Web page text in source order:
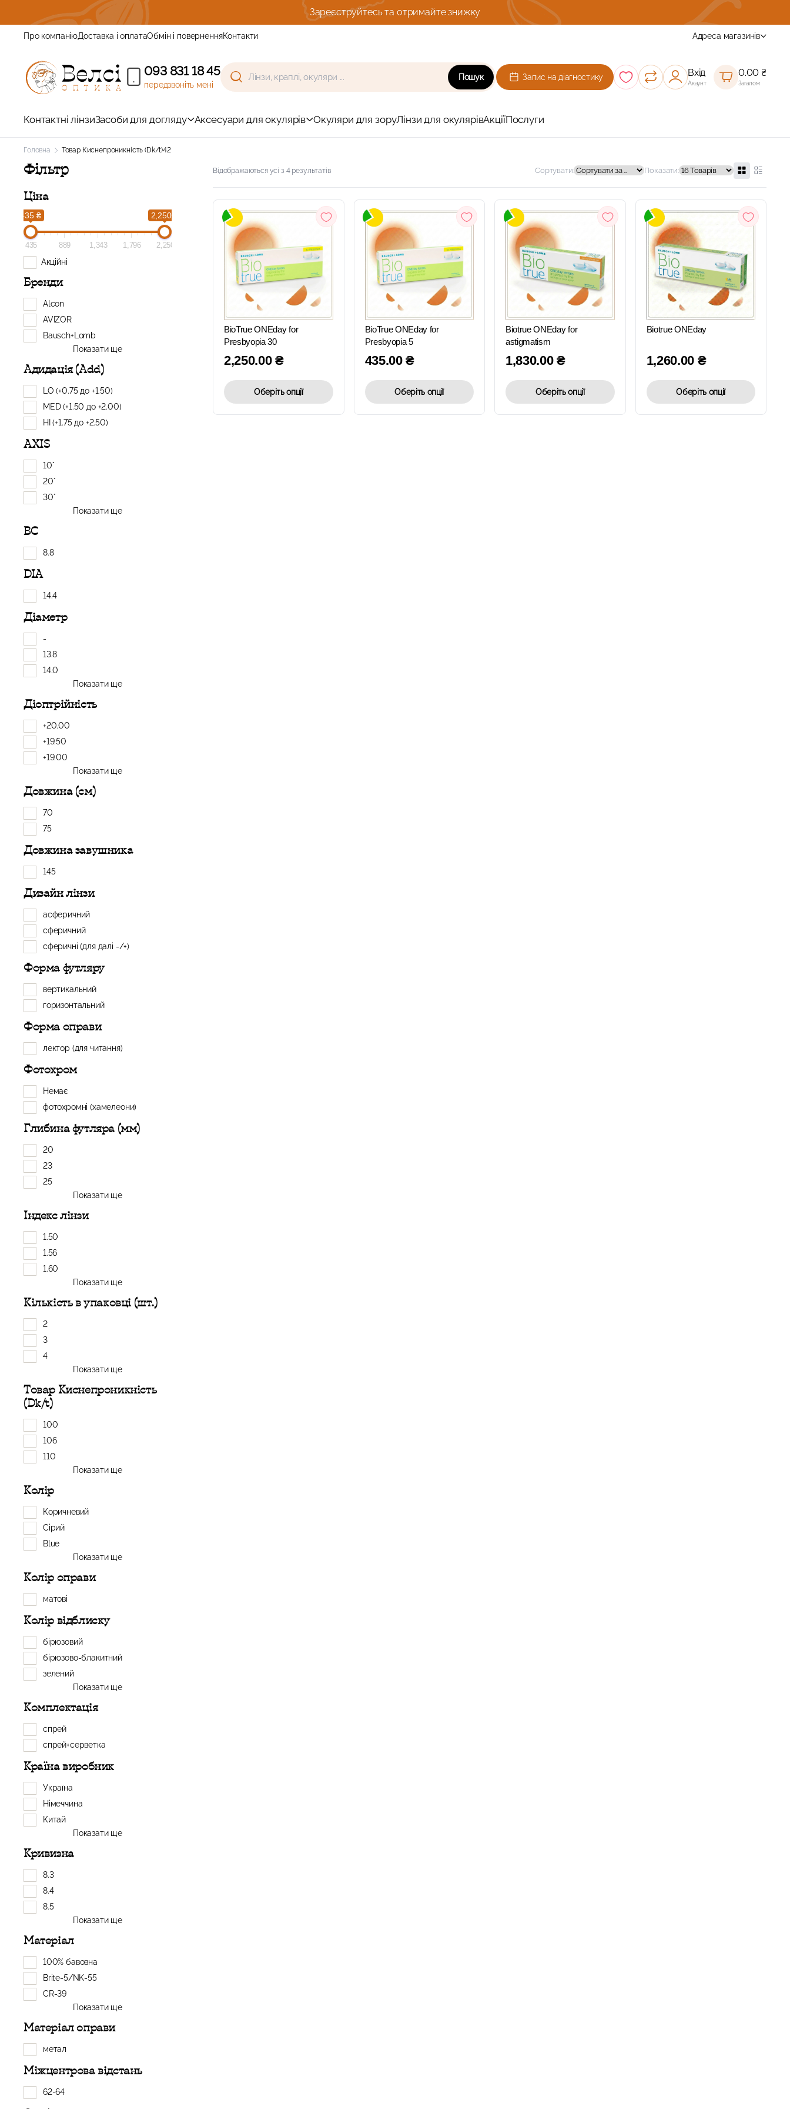
Зареєструйтесь та отримайте знижку Комплексна діагности зору з підбором окулярів
Про компаніюДоставка і оплатаОбмін і поверненняКонтакти Адреса магазинів
093 831 18 45
передзвоніть мені
Пошук Запис на діагностику Вхід
Акаунт
0.00 ₴
Загалом
Контактні лінзиЗасоби для догляду Аксесуари для окулярів Окуляри для зоруЛінзи для окулярівАкціїПослуги
Головна Товар Киснепроникність (Dk/t)42
Відображаються усі з 4 результатів Сортувати: Показати:
ШВИДКИЙ
BioTrue ONEday for
Presbyopia 30
2,250.00₴
Оберіть опції
ШВИДКИЙ
BioTrue ONEday for
Presbyopia 5
435.00₴
Оберіть опції
ШВИДКИЙ
Biotrue ONEday for
astigmatism
1,830.00₴
Оберіть опції
ШВИДКИЙ
Biotrue ONEday
1,260.00 ₴
Оберіть опції
Фільтр
Ціна
435 ₴ 2,250 ₴
435 889 1,343 1,796 2,250
Акційні
Бренди
Alcon
AVIZOR
Bausch+Lomb
Показати ще
Адидація (Add)
LO (+0.75 до +1.50)
MED (+1.50 до +2.00)
HI (+1.75 до +2.50)
AXIS
10°
20°
30°
Показати ще
BC
8.8
DIA
14.4
Діаметр
-
13.8
14.0
Показати ще
Діоптрійність
+20.00
+19.50
+19.00
Показати ще
Довжина (см)
70
75
Довжина завушника
145
Дизайн лінзи
асферичний
сферичний
сферичні (для далі -/+)
Форма футляру
вертикальний
горизонтальний
Форма оправи
лектор (для читання)
Фотохром
Немає
фотохромні (хамелеони)
Глибина футляра (мм)
20
23
25
Показати ще
Індекс лінзи
1.50
1.56
1.60
Показати ще
Кількість в упаковці (шт.)
2
3
4
Показати ще
Товар Киснепроникність
(Dk/t)
100
106
110
Показати ще
Колір
Коричневий
Сірий
Blue
Показати ще
Колір оправи
матові
Колір відблиску
бірюзовий
бірюзово-блакитний
зелений
Показати ще
Комплектація
спрей
спрей+серветка
Країна виробник
Україна
Німеччина
Китай
Показати ще
Кривизна
8.3
8.4
8.5
Показати ще
Матеріал
100% бавовна
Brite-5/NK-55
CR-39
Показати ще
Матеріал оправи
метал
Міжцентрова відстань
62-64